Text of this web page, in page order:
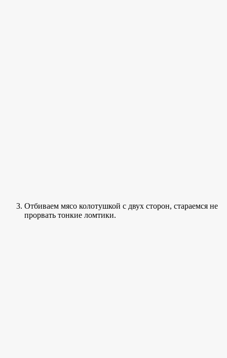
Отбиваем мясо колотушкой с двух сторон, стараемся не
прорвать тонкие ломтики.